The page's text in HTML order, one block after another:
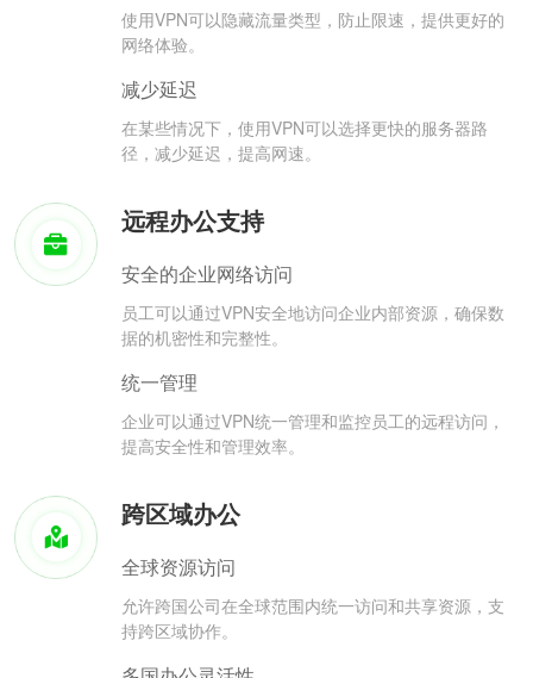
使用VPN可以隐藏流量类型，防止限速，提供更好的
网络体验。
减少延迟
在某些情况下，使用VPN可以选择更快的服务器路
径，减少延迟，提高网速。
远程办公支持
安全的企业网络访问
员工可以通过VPN安全地访问企业内部资源，确保数
据的机密性和完整性。
统一管理
企业可以通过VPN统一管理和监控员工的远程访问，
提高安全性和管理效率。
跨区域办公
全球资源访问
允许跨国公司在全球范围内统一访问和共享资源，支
持跨区域协作。